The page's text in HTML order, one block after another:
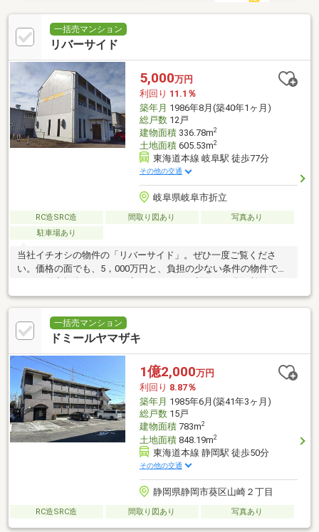
一括売マンション
リバーサイド
5,000万円
利回り 11.1％
築年月 1986年8月(築40年1ヶ月)
総戸数12戸
建物面積336.78m2
土地面積605.53m2
東海道本線 岐阜駅 徒歩77分
その他の交通
岐阜県岐阜市折立
RC造SRC造 間取り図あり
写真あり
駐車場あり
当社イチオシの物件の「リバーサイド」。ぜひ一度ご覧くださ
い。価格の面でも、5，000万円と、負担の少ない条件の物件で
74％の物件です。当物件
一括売マンション
ドミールヤマザキ
1億2,000万円
利回り 8.87％
築年月 1985年6月(築41年3ヶ月)
総戸数15戸
建物面積783m2
土地面積848.19m2
東海道本線 静岡駅 徒歩50分
その他の交通
静岡県静岡市葵区山崎２丁目
RC造SRC造 間取り図あり 写真あり